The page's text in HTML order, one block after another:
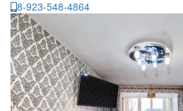
8-923-548-4864